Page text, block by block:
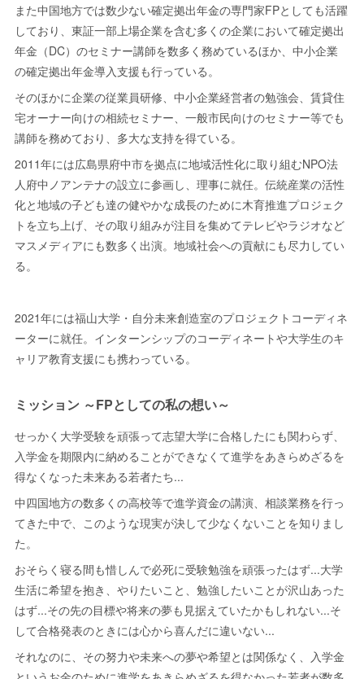
また中国地方では数少ない確定拠出年金の専門家FPとしても活躍
しており、東証一部上場企業を含む多くの企業において確定拠出
年金（DC）のセミナー講師を数多く務めているほか、中小企業
の確定拠出年金導入支援も行っている。
そのほかに企業の従業員研修、中小企業経営者の勉強会、賃貸住
宅オーナー向けの相続セミナー、一般市民向けのセミナー等でも
講師を務めており、多大な支持を得ている。
2011年には広島県府中市を拠点に地域活性化に取り組むNPO法
人府中ノアンテナの設立に参画し、理事に就任。伝統産業の活性
化と地域の子ども達の健やかな成長のために木育推進プロジェク
トを立ち上げ、その取り組みが注目を集めてテレビやラジオなど
マスメディアにも数多く出演。地域社会への貢献にも尽力してい
る。
2021年には福山大学・自分未来創造室のプロジェクトコーディネ
ーターに就任。インターンシップのコーディネートや大学生のキ
ャリア教育支援にも携わっている。
ミッション ～FPとしての私の想い～
せっかく大学受験を頑張って志望大学に合格したにも関わらず、
入学金を期限内に納めることができなくて進学をあきらめざるを
得なくなった未来ある若者たち...
中四国地方の数多くの高校等で進学資金の講演、相談業務を行っ
てきた中で、このような現実が決して少なくないことを知りまし
た。
おそらく寝る間も惜しんで必死に受験勉強を頑張ったはず...大学
生活に希望を抱き、やりたいこと、勉強したいことが沢山あった
はず...その先の目標や将来の夢も見据えていたかもしれない...そ
して合格発表のときには心から喜んだに違いない...
それなのに、その努力や未来への夢や希望とは関係なく、入学金